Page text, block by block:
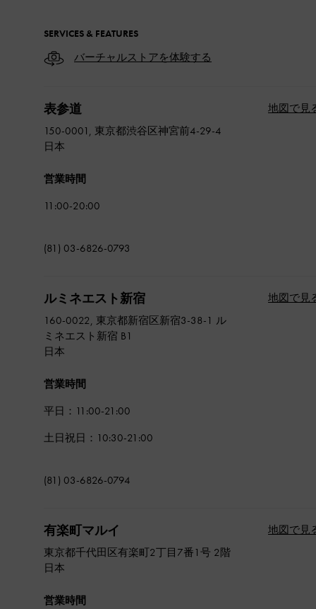
SERVICES & FEATURES
バーチャルストアを体験する
表参道
地図で見
150-0001, 東京都渋谷区神宮前4-29-4
日本
営業時間
11:00-20:00
(81) 03-6826-0793
ルミネエスト新宿
地図で見
160-0022, 東京都新宿区新宿3-38-1 ル
ミネエスト新宿 B1
日本
営業時間
平日：11:00-21:00
土日祝日：10:30-21:00
(81) 03-6826-0794
有楽町マルイ
地図で見
東京都千代田区有楽町2丁目7番1号 2階
日本
営業時間